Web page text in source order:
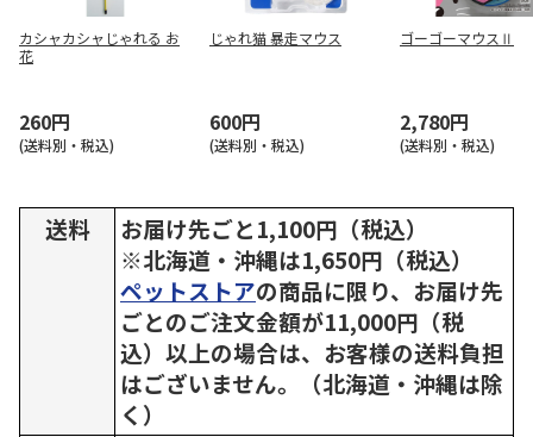
カシャカシャじゃれる お
花
260円
(送料別・税込)
じゃれ猫 暴走マウス
600円
(送料別・税込)
ゴーゴーマウスⅡ
2,780円
(送料別・税込)
送料
お届け先ごと1,100円（税込）
※北海道・沖縄は1,650円（税込）
ペットストアの商品に限り、お届け先
ごとのご注文金額が11,000円（税
込）以上の場合は、お客様の送料負担
はございません。（北海道・沖縄は除
く）